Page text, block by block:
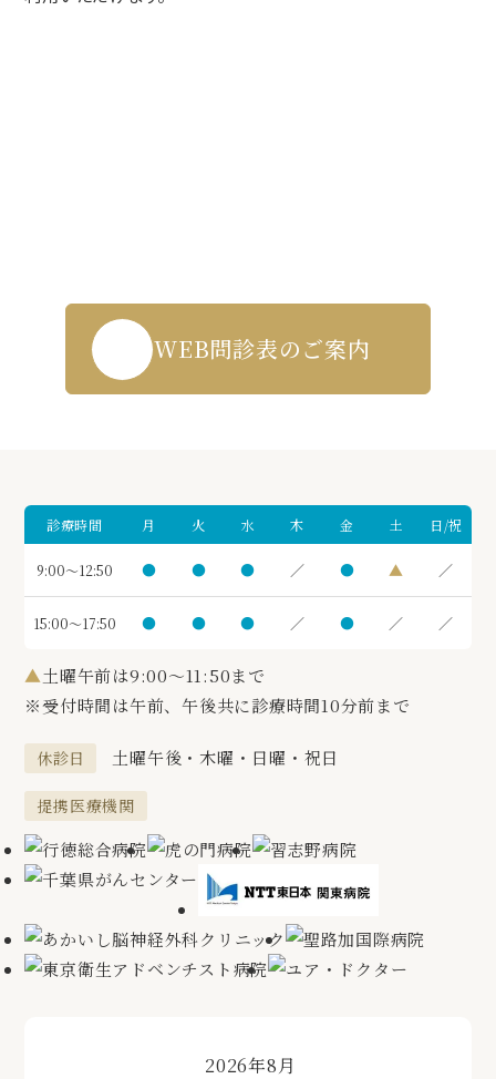
WEB問診表のご案内
診療時間 月 火 水 木 金 土 日/祝
9:00～12:50 ● ● ● ／ ● ▲ ／
15:00～17:50 ● ● ● ／ ● ／ ／
▲土曜午前は9:00～11:50まで
※受付時間は午前、午後共に診療時間10分前まで
休診日 土曜午後・木曜・日曜・祝日
提携医療機関
2026年8月